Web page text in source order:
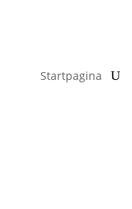
Startpagina